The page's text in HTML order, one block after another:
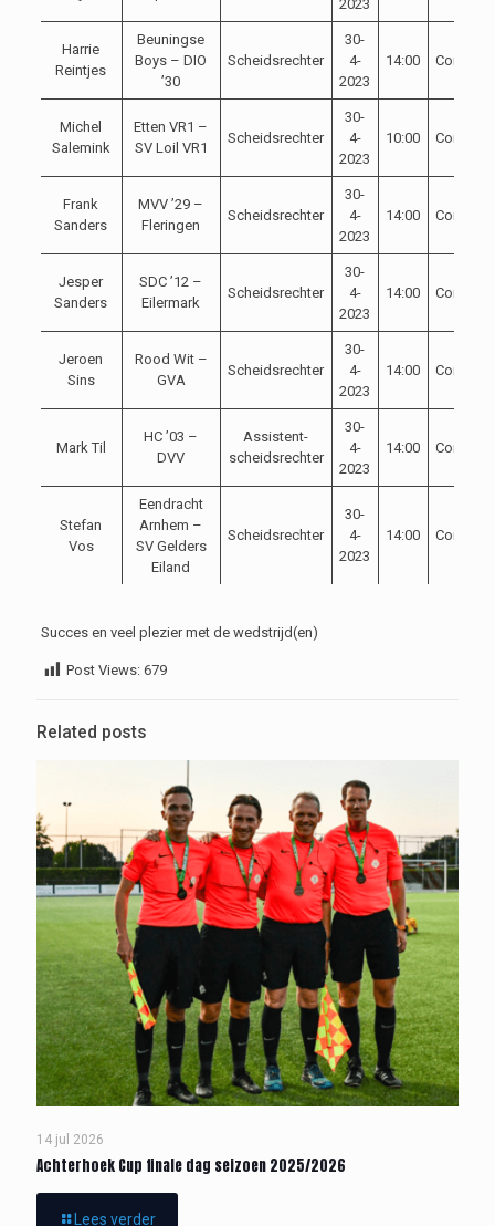
2023
Harrie
Reintjes
Beuningse
Boys – DIO
’30
Scheidsrechter
30-
4-
2023
14:00
Michel
Salemink
Etten VR1 –
SV Loil VR1
Scheidsrechter
30-
4-
2023
10:00
Frank
Sanders
MVV ’29 –
Fleringen
Scheidsrechter
30-
4-
2023
14:00
Jesper
Sanders
SDC ’12 –
Eilermark
Scheidsrechter
30-
4-
2023
14:00
Jeroen
Sins
Rood Wit –
GVA
Scheidsrechter
30-
4-
2023
14:00
Mark Til
HC ’03 –
DVV
Assistent-
scheidsrechter
30-
4-
2023
14:00
Stefan
Vos
Eendracht
Arnhem –
SV Gelders
Eiland
Scheidsrechter
30-
4-
2023
14:00
Succes en veel plezier met de wedstrijd(en)
Post Views: 679
Related posts
14 jul 2026
Achterhoek Cup finale dag seizoen 2025/2026
Lees verder